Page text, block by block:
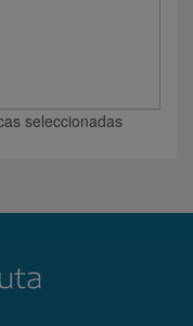
seleccionadas